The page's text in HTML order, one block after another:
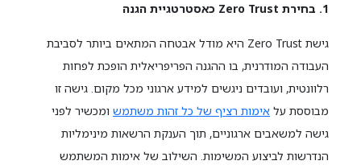
1. בחירת Zero Trust כאסטרטגיית הגנה
גישת Zero Trust היא מודל אבטחה המתאים ביותר לסביבת
העבודה המודרנית, בו ההגנה הפריפריאלית הופכת לפחות
רלוונטית, ועובדים ניגשים למידע ארגוני מכל מקום. גישה זו
מבוססת על אימות רציף של כל זהות משתמש ומכשיר לפני
גישה למשאבים ארגוניים, תוך הענקת הרשאות מינימליות
הנדרשות לביצוע המשימות. השילוב של אימות המשתמש